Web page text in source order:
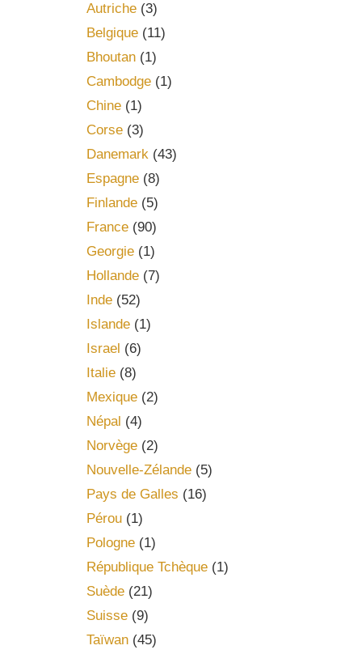
Autriche(3)
Belgique(11)
Bhoutan(1)
Cambodge(1)
Chine(1)
Corse(3)
Danemark(43)
Espagne(8)
Finlande(5)
France(90)
Georgie(1)
Hollande(7)
Inde(52)
Islande(1)
Israel (6)
Italie(8)
Mexique(2)
Népal (4)
Norvège(2)
Nouvelle-Zélande(5)
Pays de Galles (16)
Pérou(1)
Pologne(1)
République Tchèque(1)
Suède(21)
Suisse(9)
Taïwan(45)